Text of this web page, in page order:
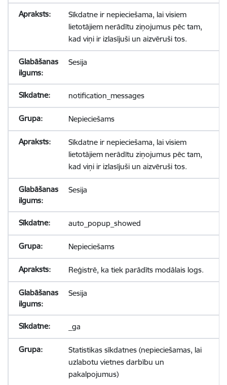
Sīkdatne ir nepieciešama, lai visiem
lietotājiem nerādītu ziņojumus pēc tam,
kad viņi ir izlasījuši un aizvēruši tos.
Sesija
notification_messages
Nepieciešams
Sīkdatne ir nepieciešama, lai visiem
lietotājiem nerādītu ziņojumus pēc tam,
kad viņi ir izlasījuši un aizvēruši tos.
Sesija
auto_popup_showed
Nepieciešams
Reģistrē, ka tiek parādīts modālais logs.
Sesija
_ga
Statistikas sīkdatnes (nepieciešamas, lai
uzlabotu vietnes darbību un
pakalpojumus)